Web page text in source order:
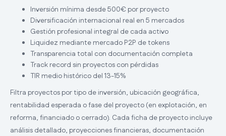
Inversión mínima desde 500€ por proyecto
Diversificación internacional real en 5 mercados
Gestión profesional integral de cada activo
Liquidez mediante mercado P2P de tokens
Transparencia total con documentación completa
Track record sin proyectos con pérdidas
TIR medio histórico del 13-15%
Filtra proyectos por tipo de inversión, ubicación geográfica,
rentabilidad esperada o fase del proyecto (en explotación, en
reforma, financiado o cerrado). Cada ficha de proyecto incluye
análisis detallado, proyecciones financieras, documentación